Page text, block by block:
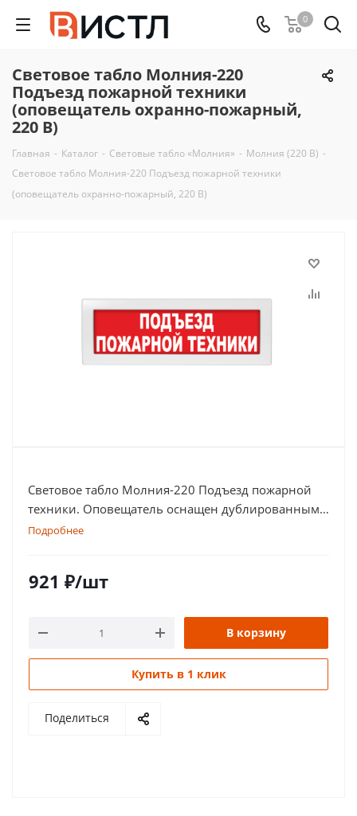
0
Световое табло Молния-220
Подъезд пожарной техники
(оповещатель охранно-пожарный,
220 В)
Главная - Каталог - Световые табло «Молния» - Молния (220 В) -
Световое табло Молния-220 Подъезд пожарной техники
(оповещатель охранно-пожарный, 220 В)
Световое табло Молния-220 Подъезд пожарной
техники. Оповещатель оснащен дублированными
клеммами
Подробнее
921 ₽/шт
В корзину
Купить в 1 клик
Поделиться